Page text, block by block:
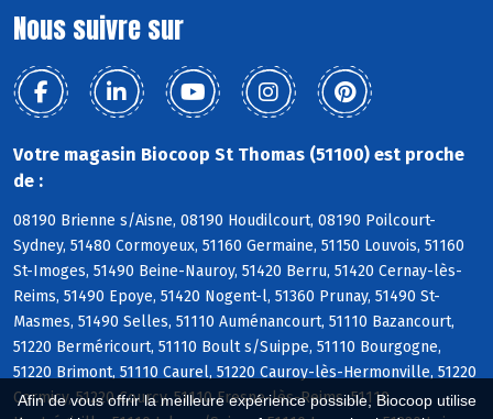
Afin de vous offrir la meilleure expérience possible, Biocoop utilise
Nous suivre sur
Votre magasin Biocoop St Thomas (51100) est proche
de :
08190 Brienne s/Aisne, 08190 Houdilcourt, 08190 Poilcourt-
Sydney, 51480 Cormoyeux, 51160 Germaine, 51150 Louvois, 51160
St-Imoges, 51490 Beine-Nauroy, 51420 Berru, 51420 Cernay-lès-
Reims, 51490 Epoye, 51420 Nogent-l, 51360 Prunay, 51490 St-
Masmes, 51490 Selles, 51110 Auménancourt, 51110 Bazancourt,
51220 Berméricourt, 51110 Boult s/Suippe, 51110 Bourgogne,
51220 Brimont, 51110 Caurel, 51220 Cauroy-lès-Hermonville, 51220
Cormicy, 51220 Courcy, 51110 Fresne-lès-Reims, 51110